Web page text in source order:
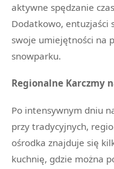
aktywne spędzanie
Dodatkowo, entuzjaści
swoje umiejętności na
snowparku.
Regionalne Karczmy
Po intensywnym dniu
przy tradycyjnych,
ośrodka znajduje się
kuchnię, gdzie można